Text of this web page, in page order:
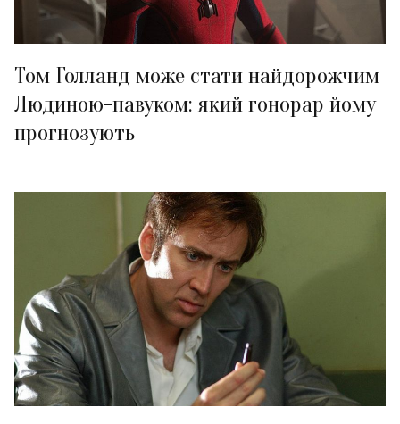
Том Голланд може стати найдорожчим
Людиною-павуком: який гонорар йому
прогнозують